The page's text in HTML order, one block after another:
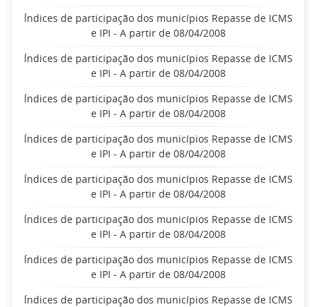
Índices de participação dos municípios Repasse de ICMS
e IPI - A partir de 08/04/2008
Índices de participação dos municípios Repasse de ICMS
e IPI - A partir de 08/04/2008
Índices de participação dos municípios Repasse de ICMS
e IPI - A partir de 08/04/2008
Índices de participação dos municípios Repasse de ICMS
e IPI - A partir de 08/04/2008
Índices de participação dos municípios Repasse de ICMS
e IPI - A partir de 08/04/2008
Índices de participação dos municípios Repasse de ICMS
e IPI - A partir de 08/04/2008
Índices de participação dos municípios Repasse de ICMS
e IPI - A partir de 08/04/2008
Índices de participação dos municípios Repasse de ICMS